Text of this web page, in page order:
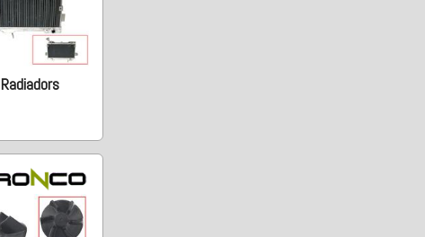
Radiadors